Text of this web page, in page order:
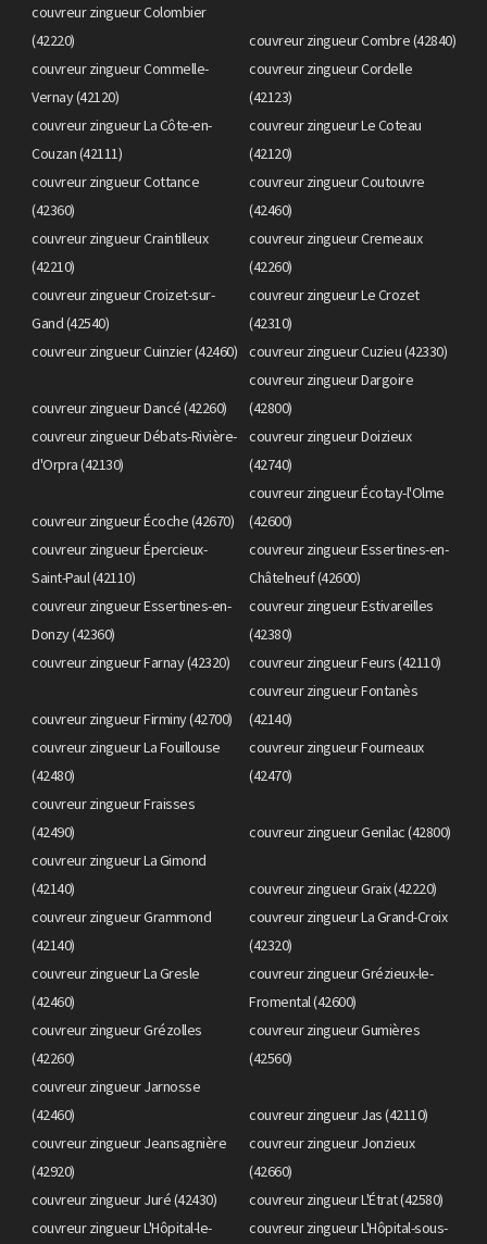
couvreur zingueur Colombier
(42220)
couvreur zingueur Combre (42840)
couvreur zingueur Commelle-
Vernay (42120)
couvreur zingueur Cordelle
(42123)
couvreur zingueur La Côte-en-
Couzan (42111)
couvreur zingueur Le Coteau
(42120)
couvreur zingueur Cottance
(42360)
couvreur zingueur Coutouvre
(42460)
couvreur zingueur Craintilleux
(42210)
couvreur zingueur Cremeaux
(42260)
couvreur zingueur Croizet-sur-
Gand (42540)
couvreur zingueur Le Crozet
(42310)
couvreur zingueur Cuinzier (42460)
couvreur zingueur Cuzieu (42330)
couvreur zingueur Dancé (42260)
couvreur zingueur Dargoire
(42800)
couvreur zingueur Débats-Rivière-
d'Orpra (42130)
couvreur zingueur Doizieux
(42740)
couvreur zingueur Écoche (42670)
couvreur zingueur Écotay-l'Olme
(42600)
couvreur zingueur Épercieux-
Saint-Paul (42110)
couvreur zingueur Essertines-en-
Châtelneuf (42600)
couvreur zingueur Essertines-en-
Donzy (42360)
couvreur zingueur Estivareilles
(42380)
couvreur zingueur Farnay (42320)
couvreur zingueur Feurs (42110)
couvreur zingueur Firminy (42700)
couvreur zingueur Fontanès
(42140)
couvreur zingueur La Fouillouse
(42480)
couvreur zingueur Fourneaux
(42470)
couvreur zingueur Fraisses
(42490)
couvreur zingueur Genilac (42800)
couvreur zingueur La Gimond
(42140)
couvreur zingueur Graix (42220)
couvreur zingueur Grammond
(42140)
couvreur zingueur La Grand-Croix
(42320)
couvreur zingueur La Gresle
(42460)
couvreur zingueur Grézieux-le-
Fromental (42600)
couvreur zingueur Grézolles
(42260)
couvreur zingueur Gumières
(42560)
couvreur zingueur Jarnosse
(42460)
couvreur zingueur Jas (42110)
couvreur zingueur Jeansagnière
(42920)
couvreur zingueur Jonzieux
(42660)
couvreur zingueur Juré (42430)
couvreur zingueur L'Étrat (42580)
couvreur zingueur L'Hôpital-le-
couvreur zingueur L'Hôpital-sous-